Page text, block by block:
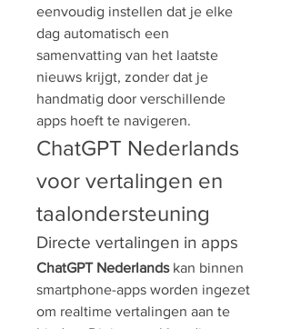
eenvoudig instellen dat je elke
dag automatisch een
samenvatting van het laatste
nieuws krijgt, zonder dat je
handmatig door verschillende
apps hoeft te navigeren.
ChatGPT Nederlands
voor vertalingen en
taalondersteuning
Directe vertalingen in apps
ChatGPT Nederlands kan binnen
smartphone-apps worden ingezet
om realtime vertalingen aan te